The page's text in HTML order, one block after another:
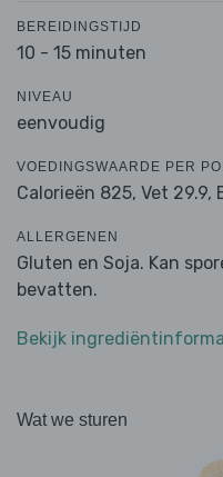
BEREIDINGSTIJD
10 - 15 minuten
NIVEAU
eenvoudig
VOEDINGSWAARDE PER
Calorieën 825, Vet 29.9,
ALLERGENEN
Gluten en Soja. Kan
bevatten.
Bekijk
Wat we sturen